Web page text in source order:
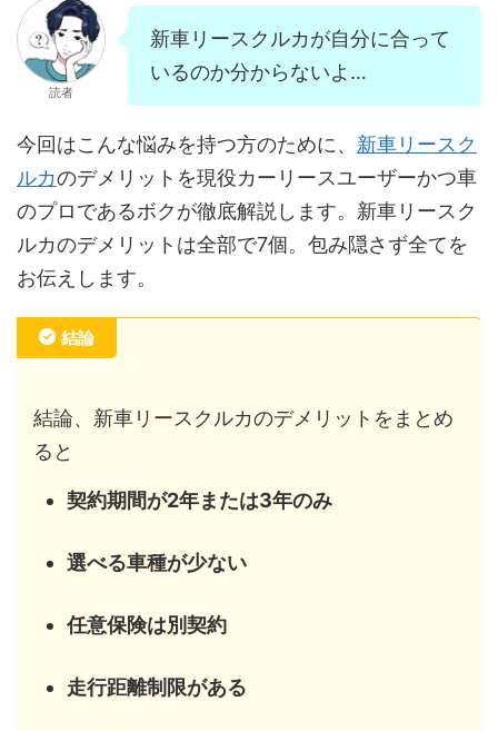
読者
新車リースクルカが自分に合って
いるのか分からないよ…
今回はこんな悩みを持つ方のために、 新車リースク
ルカのデメリットを現役カーリースユーザーかつ車
のプロであるボクが徹底解説します。新車リースク
ルカのデメリットは全部で7個。包み隠さず全てを
お伝えします。
結論
結論、新車リースクルカのデメリットをまとめ
ると
契約期間が2年または3年のみ
選べる車種が少ない
任意保険は別契約
走行距離制限がある